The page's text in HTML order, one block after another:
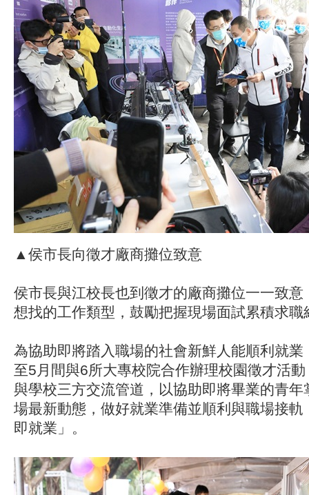
▲侯市長向徵才廠商攤位致意
侯市長與江校長也到徵才的廠商攤位一一致意
想找的工作類型，鼓勵把握現場面試累積求職
為協助即將踏入職場的社會新鮮人能順利就
至5月間與6所大專校院合作辦理校園徵才活
與學校三方交流管道，以協助即將畢業的青年
場最新動態，做好就業準備並順利與職場接軌
即就業」。